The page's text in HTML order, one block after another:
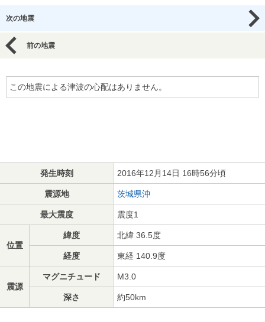
次の地震
前の地震
この地震による津波の心配はありません。
発生時刻 2016年12月14日 16時56分頃
震源地 茨城県沖
最大震度 震度1
位置
緯度 北緯 36.5度
経度 東経 140.9度
震源
マグニチュード M3.0
深さ 約50km